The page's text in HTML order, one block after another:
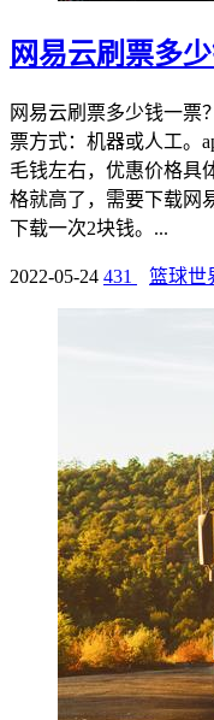
网易云刷票多少
网易云刷票多少钱一票
票方式：机器或人工。
毛钱左右，优惠价格具
格就高了，需要下载网
下载一次2块钱。...
2022-05-24 431 篮球世